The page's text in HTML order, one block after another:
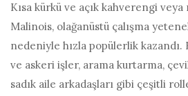
Kısa kürkü ve açık kahverengi
Malinois, olağanüstü çalışma
nedeniyle hızla popülerlik kazandı.
ve askeri işler, arama kurtarma,
sadık aile arkadaşları gibi çeşitli